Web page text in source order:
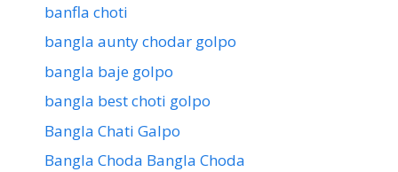
banfla choti
bangla aunty chodar golpo
bangla baje golpo
bangla best choti golpo
Bangla Chati Galpo
Bangla Choda Bangla Choda